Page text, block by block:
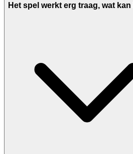
Het spel werkt erg traag, wat